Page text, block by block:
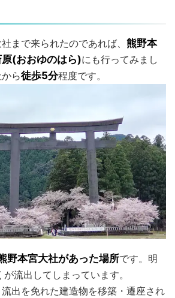
まで来られたのであれば、 熊野本
(おおゆのはら)にも行ってみまし
ら徒歩5分程度です。
野本宮大社があった場所です。明
流出してしまっています。
出を免れた建造物を移築・遷座され